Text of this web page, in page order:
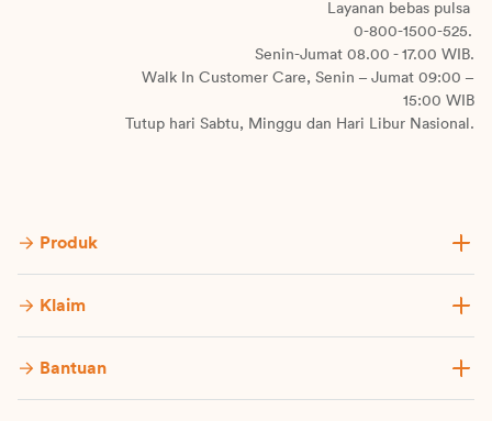
Layanan bebas pulsa
0-800-1500-525.
Senin-Jumat 08.00 - 17.00 WIB.
Walk In Customer Care, Senin – Jumat 09:00 –
15:00 WIB
Tutup hari Sabtu, Minggu dan Hari Libur Nasional.
Produk
Klaim
Bantuan